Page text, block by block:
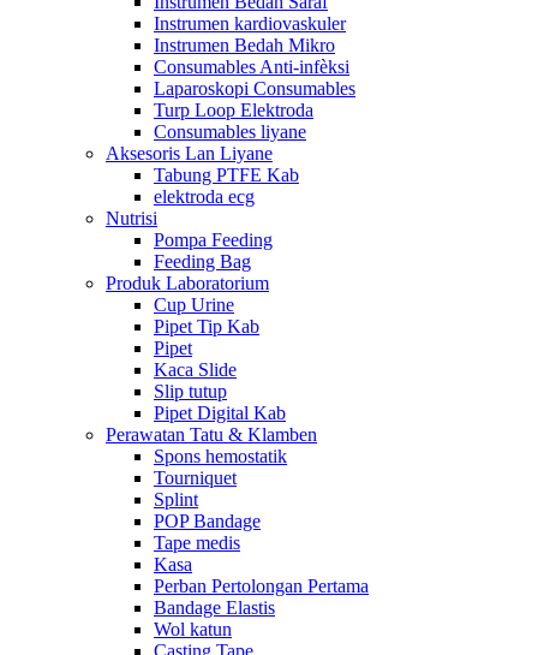
Instrumen kardiovaskuler
Instrumen Bedah Mikro
Consumables Anti-infèksi
Laparoskopi Consumables
Turp Loop Elektroda
Consumables liyane
Aksesoris Lan Liyane
Tabung PTFE Kab
elektroda ecg
Nutrisi
Pompa Feeding
Feeding Bag
Produk Laboratorium
Cup Urine
Pipet Tip Kab
Pipet
Kaca Slide
Slip tutup
Pipet Digital Kab
Perawatan Tatu & Klamben
Spons hemostatik
Tourniquet
Splint
POP Bandage
Tape medis
Kasa
Perban Pertolongan Pertama
Bandage Elastis
Wol katun
Casting Tape